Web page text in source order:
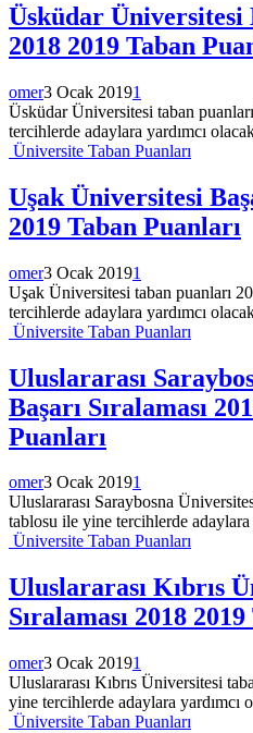
Üsküdar Üniversitesi
2018 2019 Taban
omer3 Ocak 20191
Üsküdar Üniversitesi taban
tercihlerde adaylara yardımcı
Üniversite Taban Puanları
Uşak Üniversitesi
2019 Taban Puanları
omer3 Ocak 20191
Uşak Üniversitesi taban puanları
tercihlerde adaylara yardımcı
Üniversite Taban Puanları
Uluslararası
Başarı Sıralaması
Puanları
omer3 Ocak 20191
Uluslararası Saraybosna
tablosu ile yine tercihlerde adaylara
Üniversite Taban Puanları
Uluslararası Kıbrıs
Sıralaması 2018
omer3 Ocak 20191
Uluslararası Kıbrıs Üniversitesi
yine tercihlerde adaylara yardımcı
Üniversite Taban Puanları